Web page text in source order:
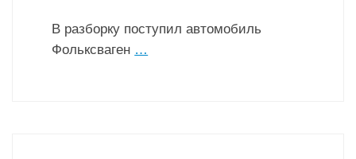
В разборку поступил автомобиль
Фольксваген …